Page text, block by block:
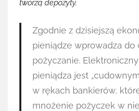
tworzą depozyty.
Zgodnie z dzisiejszą
pieniądze wprowadza do
pożyczanie.
pieniądza jest
w rękach bankierów,
mnożenie pożyczek w